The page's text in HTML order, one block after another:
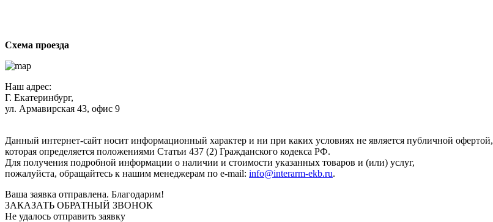
Схема проезда
Наш адрес:
Г. Екатеринбург,
ул. Армавирская 43, офис 9
Данный интернет-сайт носит информационный характер и ни при каких условиях не является публичной офертой,
которая определяется положениями Статьи 437 (2) Гражданского кодекса РФ.
Для получения подробной информации о наличии и стоимости указанных товаров и (или) услуг,
пожалуйста, обращайтесь к нашим менеджерам по e-mail: info@interarm-ekb.ru.
Ваша заявка отправлена. Благодарим!
ЗАКАЗАТЬ ОБРАТНЫЙ ЗВОНОК
Не удалось отправить заявку